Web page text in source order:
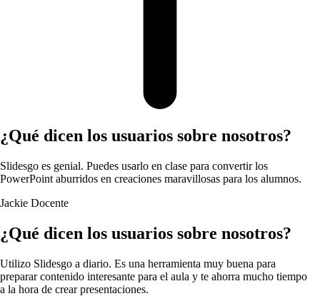
¿Qué dicen los usuarios sobre nosotros?
Slidesgo es genial. Puedes usarlo en clase para convertir los
PowerPoint aburridos en creaciones maravillosas para los alumnos.
Jackie Docente
¿Qué dicen los usuarios sobre nosotros?
Utilizo Slidesgo a diario. Es una herramienta muy buena para
preparar contenido interesante para el aula y te ahorra mucho tiempo
a la hora de crear presentaciones.